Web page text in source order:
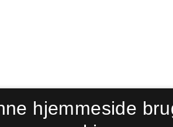
hjemmeside